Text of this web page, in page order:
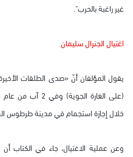
غير راغبة بالحرب".
اغتيال الجنرال سليمان
خلال إجازة استجمام في مدينة طرطوس
وعن عملية الاغتيال، جاء في الكتاب